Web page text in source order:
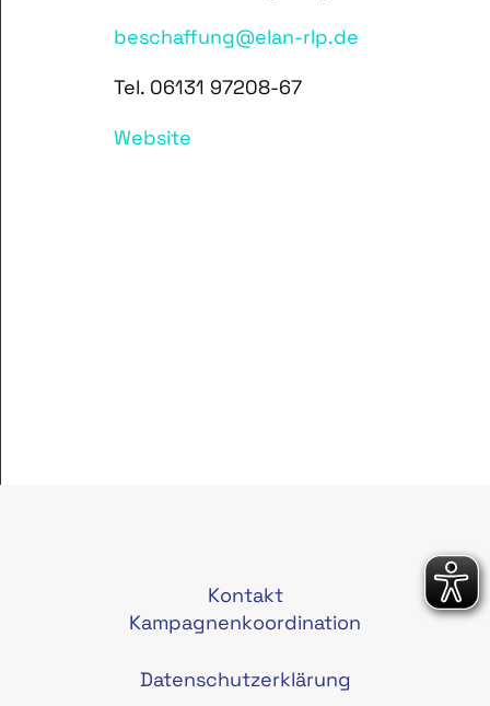
beschaffung@elan-rlp.de
Tel. 06131 97208-67
Website
Kontakt
Kampagnenkoordination
Datenschutzerklärung